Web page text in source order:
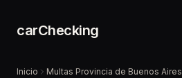
carChecking
Inicio Multas Provincia de Buenos Aires